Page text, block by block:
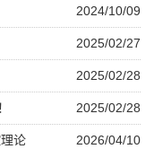
2024/10/09
2025/02/27
2025/02/28
2025/02/28
2026/04/10
论